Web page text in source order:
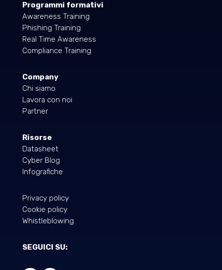
Programmi formativi
Awareness Training
Phishing Training
Real Time Awareness
Compliance Training
Company
Chi siamo
Lavora con noi
Partner
Risorse
Datasheet
Cyber Blog
Infografiche
Privacy policy
Cookie policy
Whistleblowing
SEGUICI SU: